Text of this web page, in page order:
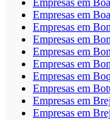
Empresas em
Empresas em
Empresas em
Empresas em
Empresas em
Empresas em
Empresas em
Empresas em
Empresas em
Empresas em